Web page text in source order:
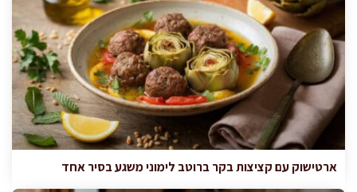
ארטישוק עם קציצות בקר ברוטב לימוני משגע בסיר אחד